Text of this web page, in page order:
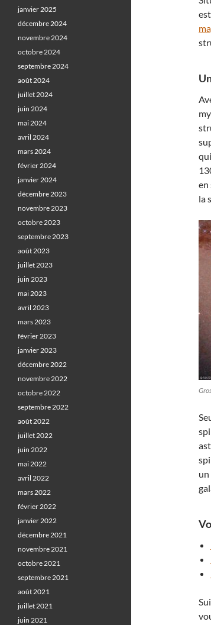
en
la
un
janvier 2025
décembre 2024
novembre 2024
octobre 2024
septembre 2024
août 2024
juillet 2024
juin 2024
mai 2024
avril 2024
mars 2024
février 2024
janvier 2024
décembre 2023
novembre 2023
octobre 2023
septembre 2023
août 2023
juillet 2023
juin 2023
mai 2023
avril 2023
mars 2023
février 2023
janvier 2023
décembre 2022
novembre 2022
octobre 2022
septembre 2022
août 2022
juillet 2022
juin 2022
mai 2022
avril 2022
mars 2022
février 2022
janvier 2022
décembre 2021
novembre 2021
octobre 2021
septembre 2021
août 2021
juillet 2021
juin 2021